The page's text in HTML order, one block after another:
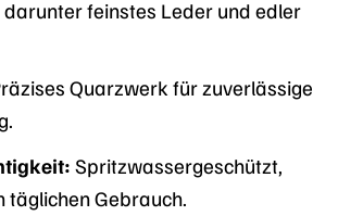
feinstes Leder und edler
Quarzwerk für zuverlässige
Spritzwassergeschützt,
täglichen Gebrauch.